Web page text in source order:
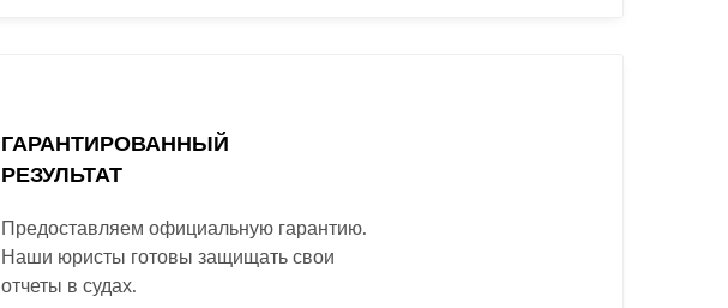
ГАРАНТИРОВАННЫЙ
РЕЗУЛЬТАТ
Предоставляем официальную гарантию.
Наши юристы готовы защищать свои
отчеты в судах.